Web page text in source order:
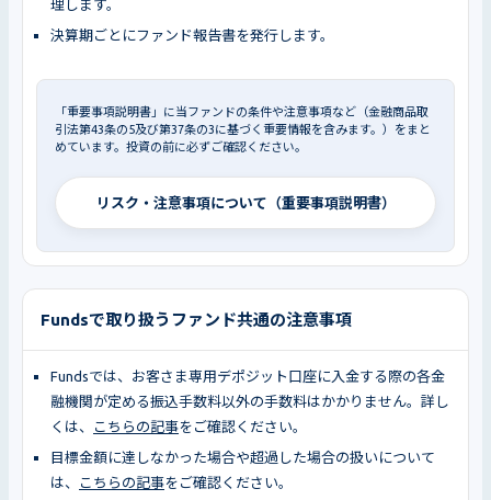
理します。
決算期ごとにファンド報告書を発行します。
「重要事項説明書」に当ファンドの条件や注意事項など（金融商品取
引法第43条の5及び第37条の3に基づく重要情報を含みます。）をまと
めています。投資の前に必ずご確認ください。
リスク・注意事項について（重要事項説明書）
Fundsで取り扱うファンド共通の注意事項
Fundsでは、お客さま専用デポジット口座に入金する際の各金
融機関が定める振込手数料以外の手数料はかかりません。詳し
くは、
こちらの記事をご確認ください。
目標金額に達しなかった場合や超過した場合の扱いについて
は、
こちらの記事をご確認ください。